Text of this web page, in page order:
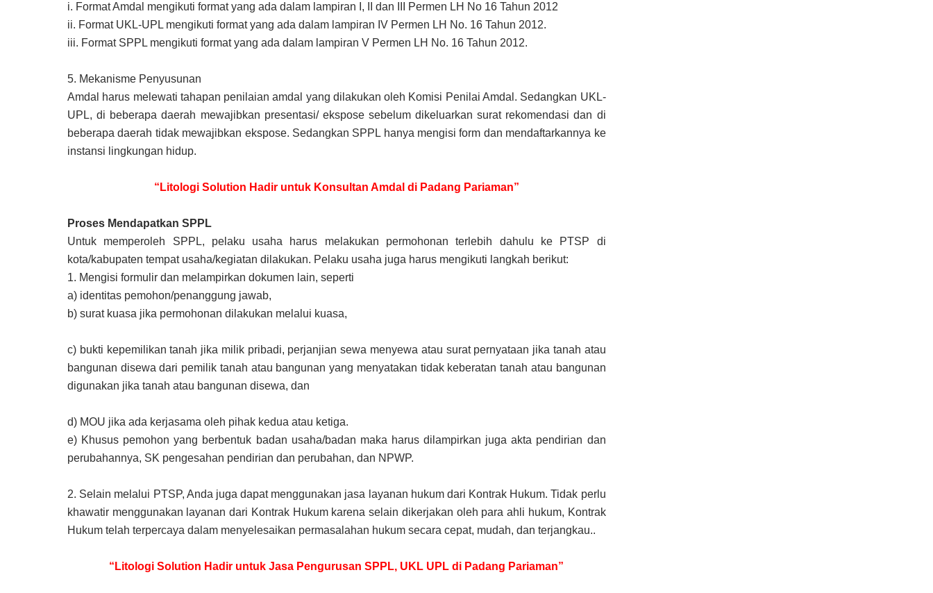
i. Format Amdal mengikuti format yang ada dalam lampiran I, II dan III Permen LH No 16 Tahun 2012
ii. Format UKL-UPL mengikuti format yang ada dalam lampiran IV Permen LH No. 16 Tahun 2012.
iii. Format SPPL mengikuti format yang ada dalam lampiran V Permen LH No. 16 Tahun 2012.
5. Mekanisme Penyusunan
Amdal harus melewati tahapan penilaian amdal yang dilakukan oleh Komisi Penilai Amdal. Sedangkan UKL-
UPL, di beberapa daerah mewajibkan presentasi/ ekspose sebelum dikeluarkan surat rekomendasi dan di
beberapa daerah tidak mewajibkan ekspose. Sedangkan SPPL hanya mengisi form dan mendaftarkannya ke
instansi lingkungan hidup.
“Litologi Solution Hadir untuk Konsultan Amdal di Padang Pariaman”
Proses Mendapatkan SPPL
Untuk memperoleh SPPL, pelaku usaha harus melakukan permohonan terlebih dahulu ke PTSP di
kota/kabupaten tempat usaha/kegiatan dilakukan. Pelaku usaha juga harus mengikuti langkah berikut:
1. Mengisi formulir dan melampirkan dokumen lain, seperti
a) identitas pemohon/penanggung jawab,
b) surat kuasa jika permohonan dilakukan melalui kuasa,
c) bukti kepemilikan tanah jika milik pribadi, perjanjian sewa menyewa atau surat pernyataan jika tanah atau
bangunan disewa dari pemilik tanah atau bangunan yang menyatakan tidak keberatan tanah atau bangunan
digunakan jika tanah atau bangunan disewa, dan
d) MOU jika ada kerjasama oleh pihak kedua atau ketiga.
e) Khusus pemohon yang berbentuk badan usaha/badan maka harus dilampirkan juga akta pendirian dan
perubahannya, SK pengesahan pendirian dan perubahan, dan NPWP.
2. Selain melalui PTSP, Anda juga dapat menggunakan jasa layanan hukum dari Kontrak Hukum. Tidak perlu
khawatir menggunakan layanan dari Kontrak Hukum karena selain dikerjakan oleh para ahli hukum, Kontrak
Hukum telah terpercaya dalam menyelesaikan permasalahan hukum secara cepat, mudah, dan terjangkau..
“Litologi Solution Hadir untuk Jasa Pengurusan SPPL, UKL UPL di Padang Pariaman”